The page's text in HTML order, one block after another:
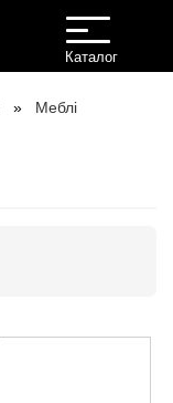
Toggle
navigation
Каталог
Меблі